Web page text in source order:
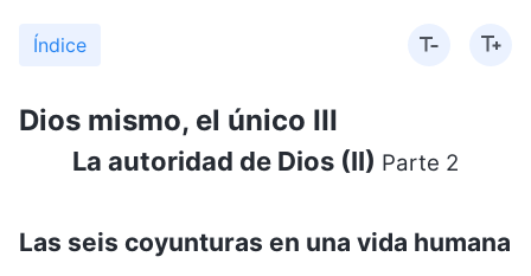
Índice
Dios mismo, el único III
La autoridad de Dios (II) Parte 2
Las seis coyunturas en una vida humana